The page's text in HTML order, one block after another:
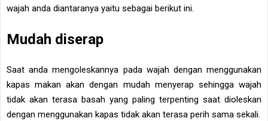
wajah anda diantaranya yaitu sebagai berikut ini.
Mudah diserap
Saat anda mengoleskannya pada wajah dengan menggunakan
kapas makan akan dengan mudah menyerap sehingga wajah
tidak akan terasa basah yang paling terpenting saat dioleskan
dengan menggunakan kapas tidak akan terasa perih sama sekali.